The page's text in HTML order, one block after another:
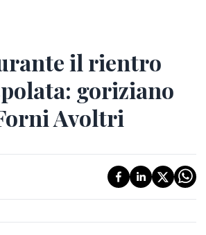
il rientro
goriziano
Avoltri